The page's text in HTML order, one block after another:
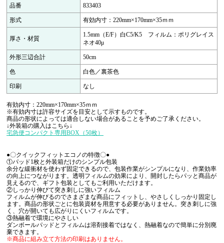
品番 833403
形式 有効内寸：220mm×170mm×35ｍｍ
厚さ・材質
1.5mm（E/F）白C5/K5 フィルム：ポリグレイス
ネオ40μ
外形三辺合計 50cm
色 白色／裏茶色
印刷 なし
有効内寸：220mm×170mm×35ｍｍ
※有効内寸は許容サイズを目安として示すものです。
商品の形状によっては適合しない場合があることを予めご了承ください。
↓外装箱の購入はこちら↓
宅急便コンパクト専用BOX（50枚）
●〇クイックフィットエコノの特徴〇●
①パッド1枚と外装箱だけのシンプル包装
余分な緩衝材を使わず固定できるので、包装作業がシンプルになり、作業効率
の向上につながります。透明フィルムの効果により、開封したらパッと商品が
見えるので、ギフト包装としてもご利用いただけます。
②しっかり伸びて突き刺しに強いフィルム
フィルムが伸びるのでさまざまな商品にフィットし、やさしくしっかり固定し
ます。商品の形状ごとに包装資材を用意する必要がありません。突き刺しに強
く、穴が開いても広がりにくいフィルムです。
③熱融着で環境にやさしい
ダンボールパッドとフィルムは溶剤接着ではなく、熱融着なので簡単に分別廃
棄できます。
※商品に組み立て方法の印刷はありません。